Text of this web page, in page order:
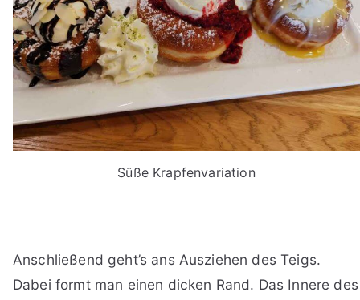
Süße Krapfenvariation
Anschließend geht’s ans Ausziehen des Teigs.
Dabei formt man einen dicken Rand. Das Innere des